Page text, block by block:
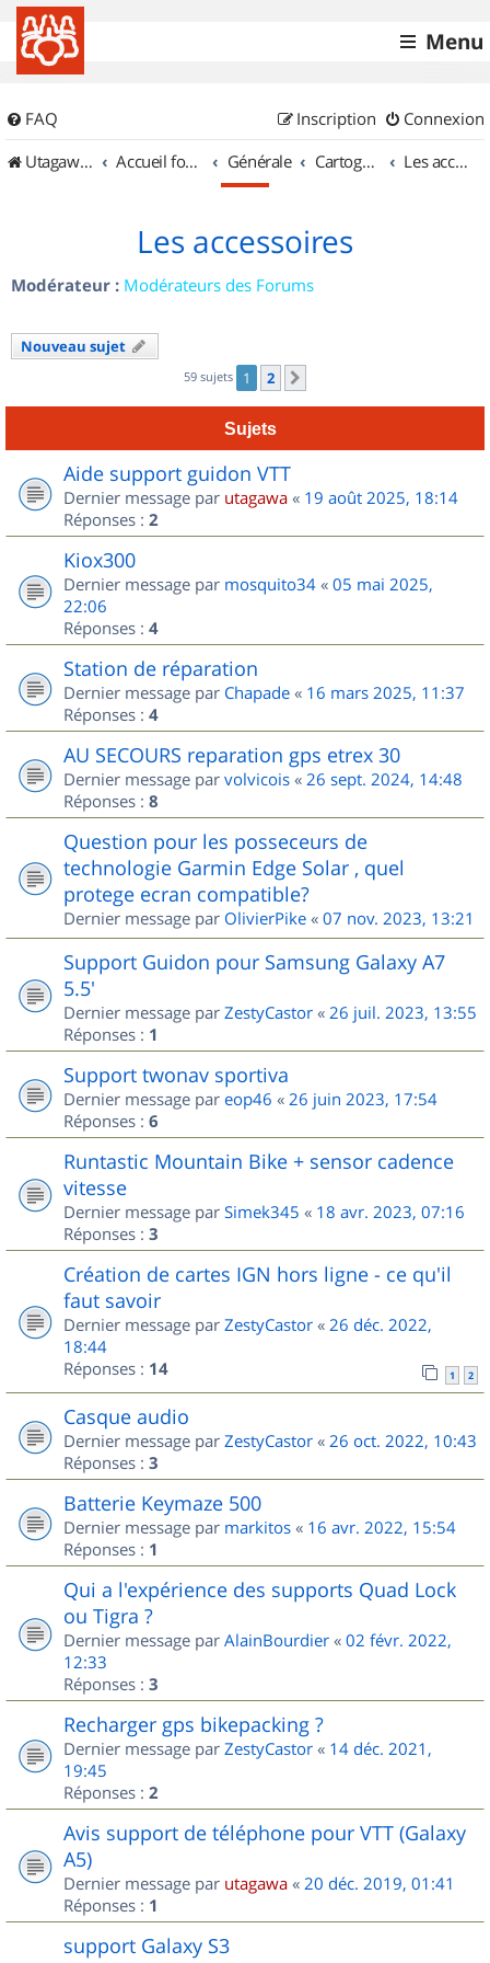
Menu
FAQ Connexion
Inscription
UtagawaVTT (Randos VTT et VTTAE avec traces GPS)
Accueil forum Générale Cartographie et GPS Les accessoires
Les accessoires
Modérateur : Modérateurs des Forums
Nouveau sujet
59 sujets 1 2
Sujets
Aide support guidon VTT
Dernier message par utagawa « 19 août 2025, 18:14
Réponses : 2
Kiox300
Dernier message par mosquito34 « 05 mai 2025,
22:06
Réponses : 4
Station de réparation
Dernier message par Chapade « 16 mars 2025, 11:37
Réponses : 4
AU SECOURS reparation gps etrex 30
Dernier message par volvicois « 26 sept. 2024, 14:48
Réponses : 8
Question pour les posseceurs de
technologie Garmin Edge Solar , quel
protege ecran compatible?
Dernier message par OlivierPike « 07 nov. 2023, 13:21
Support Guidon pour Samsung Galaxy A7
5.5'
Dernier message par ZestyCastor « 26 juil. 2023, 13:55
Réponses : 1
Support twonav sportiva
Dernier message par eop46 « 26 juin 2023, 17:54
Réponses : 6
Runtastic Mountain Bike + sensor cadence
vitesse
Dernier message par Simek345 « 18 avr. 2023, 07:16
Réponses : 3
Création de cartes IGN hors ligne - ce qu'il
faut savoir
Dernier message par ZestyCastor « 26 déc. 2022,
18:44
Réponses : 14 1 2
Casque audio
Dernier message par ZestyCastor « 26 oct. 2022, 10:43
Réponses : 3
Batterie Keymaze 500
Dernier message par markitos « 16 avr. 2022, 15:54
Réponses : 1
Qui a l'expérience des supports Quad Lock
ou Tigra ?
Dernier message par AlainBourdier « 02 févr. 2022,
12:33
Réponses : 3
Recharger gps bikepacking ?
Dernier message par ZestyCastor « 14 déc. 2021,
19:45
Réponses : 2
Avis support de téléphone pour VTT (Galaxy
A5)
Dernier message par utagawa « 20 déc. 2019, 01:41
Réponses : 1
support Galaxy S3